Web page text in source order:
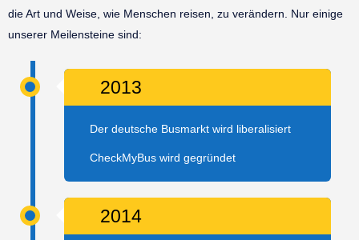
die Art und Weise, wie Menschen reisen, zu verändern. Nur einige
unserer Meilensteine sind:
2013
Der deutsche Busmarkt wird liberalisiert
CheckMyBus wird gegründet
2014